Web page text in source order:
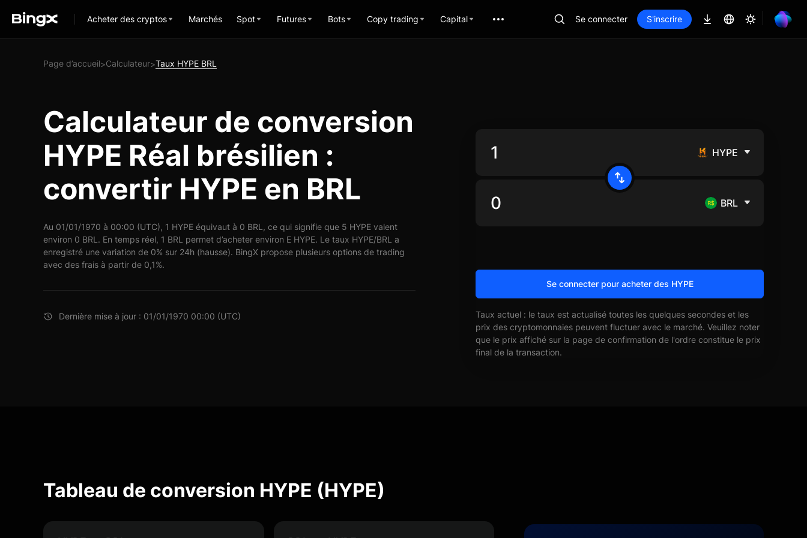
Acheter des cryptos Marchés Spot Futures Bots Copy trading Capital Se connecter S'inscrire
Page d’accueil>Calculateur>Taux HYPE BRL
Calculateur de conversion
HYPE Réal brésilien :
convertir HYPE en BRL
Au 01/01/1970 à 00:00 (UTC), 1 HYPE équivaut à 0 BRL, ce qui signifie que 5 HYPE valent
environ 0 BRL. En temps réel, 1 BRL permet d’acheter environ E HYPE. Le taux HYPE/BRL a
enregistré une variation de 0% sur 24h (hausse). BingX propose plusieurs options de trading
avec des frais à partir de 0,1%.
Dernière mise à jour : 01/01/1970 00:00 (UTC)
HYPE
BRL
Se connecter pour acheter des HYPE
Taux actuel : le taux est actualisé toutes les quelques secondes et les
prix des cryptomonnaies peuvent fluctuer avec le marché. Veuillez noter
que le prix affiché sur la page de confirmation de l'ordre constitue le prix
final de la transaction.
Tableau de conversion HYPE (HYPE)